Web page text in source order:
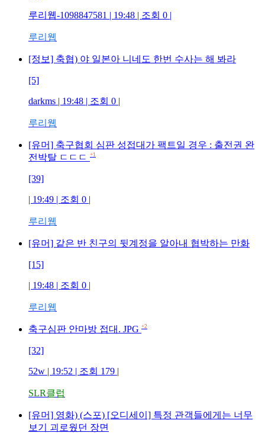
루리웹-1098847581 | 19:48 | 조회 0 |
루리웹
[정보] 축협) 야 일본아 니네도 한번 수사는 해 봐라
[5]
darkms | 19:48 | 조회 0 |
루리웹
[유머] 축구협회 심판 성접대가 팩트일 경우 : 출전권 완
전박탈 ㄷㄷㄷ
+1
[39]
| 19:49 | 조회 0 |
루리웹
[유머] 같은 반 친구의 뒷계정을 알아내 협박하는 만화
[15]
| 19:48 | 조회 0 |
루리웹
축구심판 안마방 접대. JPG +2
[32]
52w | 19:52 | 조회 179 |
SLR클럽
[유머] 영화) (스포) [오디세이] 특정 관객들에게는 너무
보기 괴로웠던 장면